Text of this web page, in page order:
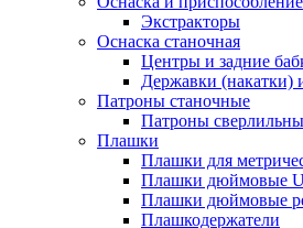
Экстракторы
Оснаска станочная
Центры и задние
Державки (накатки)
Патроны станочные
Патроны
Плашки
Плашки для
Плашки дюймовые
Плашки дюймовые
Плашкодержатели